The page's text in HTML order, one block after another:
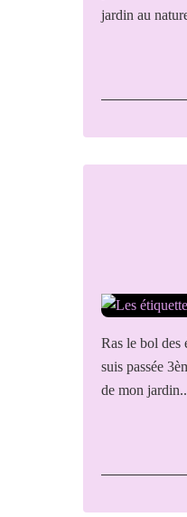
jardin au
Ras le bol des
suis passée
de mon